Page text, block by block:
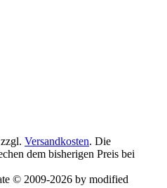
Versandkosten. Die
dem bisherigen Preis bei
© 2009-2026 by modified